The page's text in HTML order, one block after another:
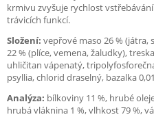
krmivu zvyšuje rychlost
trávicích funkcí.
Složení: vepřové maso 26 % (játra,
22 % (plíce, vemena, žaludky),
uhličitan vápenatý,
psyllia, chlorid draselný, bazalka
Analýza: bílkoviny 11 %, hrubé
hrubá vláknina 1 %, vlhkost 79 %,